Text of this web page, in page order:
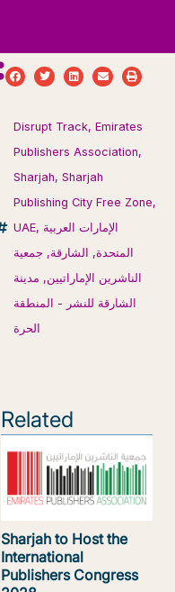
Disrupt Track,Emirates
Publishers Association,
Sharjah,Sharjah
Publishing City Free Zone,
UAE, الإمارات العربية
المتحدة, الشارقة, جمعية
الناشرين الإماراتيين, مدينة
الشارقة للنشر - المنطقة
الحرة
Related
Sharjah to Host the
International
Publishers Congress